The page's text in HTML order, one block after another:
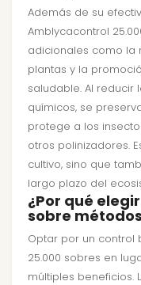
Además de su
Amblycacontrol
adicionales como la
plantas y la
saludable. Al
químicos, se
protege a los
otros polinizadores.
cultivo, sino que
largo plazo del
¿Por qué
sobre
Optar por un control
25.000 sobres en
múltiples beneficios.